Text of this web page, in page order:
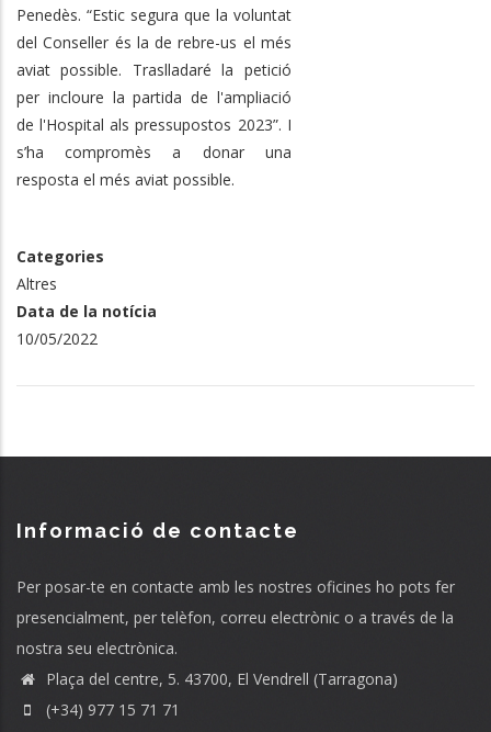
Penedès. “Estic segura que la voluntat
del Conseller és la de rebre-us el més
aviat possible. Traslladaré la petició
per incloure la partida de l'ampliació
de l'Hospital als pressupostos 2023”. I
s’ha compromès a donar una
resposta el més aviat possible.
Categories
Altres
Data de la notícia
10/05/2022
Informació de contacte
Per posar-te en contacte amb les nostres oficines ho pots fer
presencialment, per telèfon, correu electrònic o a través de la
nostra seu electrònica.
Plaça del centre, 5. 43700, El Vendrell (Tarragona)
(+34) 977 15 71 71